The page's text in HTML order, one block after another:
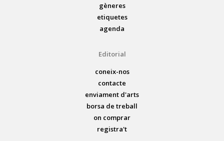
gèneres
etiquetes
agenda
Editorial
coneix-nos
contacte
enviament d'arts
borsa de treball
on comprar
registra't